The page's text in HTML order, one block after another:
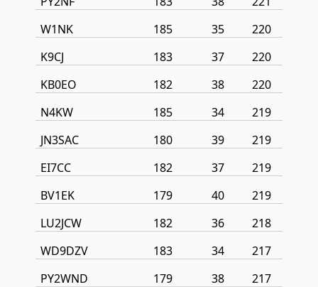
W1NK
185 35
220
K9CJ
183 37
220
KB0EO
182 38
220
N4KW
185 34
219
JN3SAC
180 39
219
EI7CC
182 37
219
BV1EK
179 40
219
LU2JCW
182 36
218
WD9DZV
183 34
217
PY2WND
179 38
217